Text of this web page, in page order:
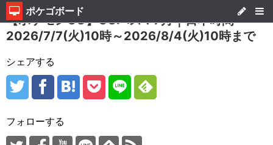
ポケゴボード
【ポケモンGO】GOパス：7月｜日本時間
2026/7/7(火)10時～2026/8/4(火)10時まで
シェアする
フォローする